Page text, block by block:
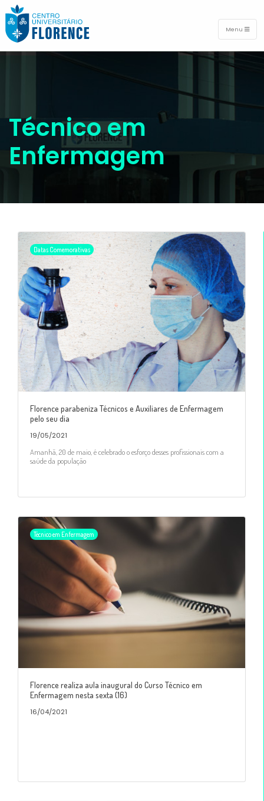
Menu
Técnico em
Enfermagem
Datas Comemorativas
Florence parabeniza Técnicos e Auxiliares de Enfermagem
pelo seu dia
19/05/2021
Amanhã, 20 de maio, é celebrado o esforço desses profissionais com a
saúde da população
Técnico em Enfermagem
Florence realiza aula inaugural do Curso Técnico em
Enfermagem nesta sexta (16)
16/04/2021